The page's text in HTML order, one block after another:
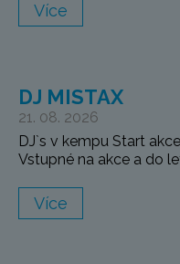
Více
DJ MISTAX
21. 08. 2026
DJ`s v kempu Start
Vstupné na akce a do
Více